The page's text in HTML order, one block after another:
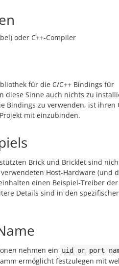
oder C++-Compiler
für die C/C++ Bindings für
diese Sinne auch nichts zu
Bindings zu verwenden, ist ihren
mit einzubinden.
Brick und Bricklet sind
Host-Hardware (und
einen Beispiel-Treiber
Details sind in den
nehmen ein
ermöglicht festzulegen mit